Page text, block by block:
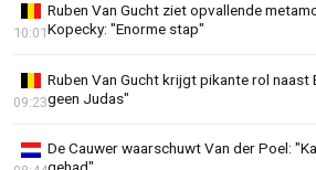
Ruben Van Gucht ziet opvallende
Kopecky: "Enorme stap"
10:01
Ruben Van Gucht krijgt pikante rol naast
geen Judas"
09:23
De Cauwer waarschuwt Van der Poel: